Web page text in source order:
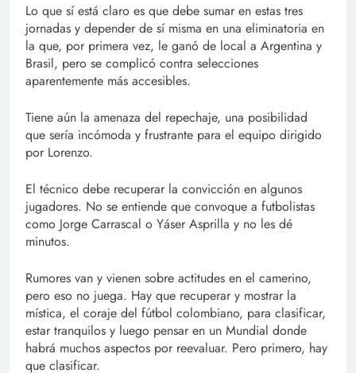
Lo que sí está claro es que debe sumar en estas tres
jornadas y depender de sí misma en una eliminatoria en
la que, por primera vez, le ganó de local a Argentina y
Brasil, pero se complicó contra selecciones
aparentemente más accesibles.
Tiene aún la amenaza del repechaje, una posibilidad
que sería incómoda y frustrante para el equipo dirigido
por Lorenzo.
El técnico debe recuperar la convicción en algunos
jugadores. No se entiende que convoque a futbolistas
como Jorge Carrascal o Yáser Asprilla y no les dé
minutos.
Rumores van y vienen sobre actitudes en el camerino,
pero eso no juega. Hay que recuperar y mostrar la
mística, el coraje del fútbol colombiano, para clasificar,
estar tranquilos y luego pensar en un Mundial donde
habrá muchos aspectos por reevaluar. Pero primero, hay
que clasificar.